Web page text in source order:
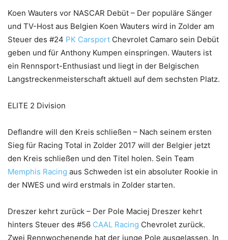
Koen Wauters vor NASCAR Debüt – Der populäre Sänger
und TV-Host aus Belgien Koen Wauters wird in Zolder am
Steuer des #24 PK Carsport Chevrolet Camaro sein Debüt
geben und für Anthony Kumpen einspringen. Wauters ist
ein Rennsport-Enthusiast und liegt in der Belgischen
Langstreckenmeisterschaft aktuell auf dem sechsten Platz.
ELITE 2 Division
Deflandre will den Kreis schließen – Nach seinem ersten
Sieg für Racing Total in Zolder 2017 will der Belgier jetzt
den Kreis schließen und den Titel holen. Sein Team
Memphis Racing aus Schweden ist ein absoluter Rookie in
der NWES und wird erstmals in Zolder starten.
Dreszer kehrt zurück – Der Pole Maciej Dreszer kehrt
hinters Steuer des #56 CAAL Racing Chevrolet zurück.
Zwei Rennwochenende hat der junge Pole ausgelassen. In